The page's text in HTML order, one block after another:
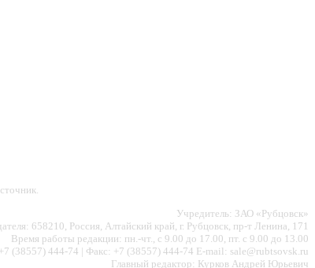
Учредитель: ЗАО «Рубцовск»
658210, Россия, Алтайский край, г. Рубцовск, пр-т Ленина, 171
Время работы редакции: пн.-чт., с 9.00 до 17.00, пт. с 9.00 до 13.00
(38557) 444-74 | Факс: +7 (38557) 444-74 E-mail: sale@rubtsovsk.ru
Главный редактор: Курков Андрей Юрьевич